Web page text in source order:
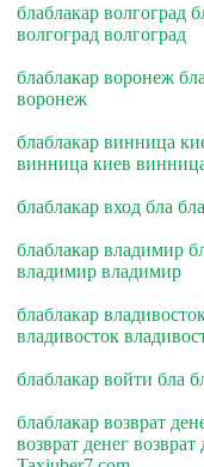
блаблакар волгоград
волгоград волгоград
блаблакар воронеж
воронеж
блаблакар винница
винница киев
блаблакар вход бла
блаблакар владимир
владимир владимир
блаблакар
владивосток
блаблакар войти бла
блаблакар возврат
возврат денег возврат